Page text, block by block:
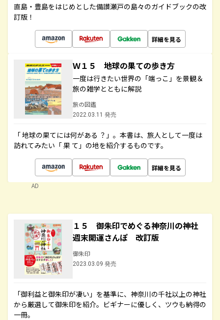
直島・豊島をはじめとした備讃瀬戸の島々のガイドブックの改
訂版！
詳細を見る
Ｗ１５ 地球の果ての歩き方
一度は行きたい世界の「端っこ」を景観＆
旅の雑学とともに解説
旅の図鑑
2022.03.11 発売
「 地球の果てには何がある ？」。本書は、旅人として一度は
訪れてみたい「 果 て」の地を紹介するものです。
詳細を見る
AD
１５ 御朱印でめぐる神奈川の神社
週末開運さんぽ 改訂版
御朱印
2023.03.09 発売
「御利益と御朱印が凄い」を基準に、神奈川の千社以上の神社
から厳選して御朱印を紹介。ビギナーに優しく、ツウも納得の
一冊。